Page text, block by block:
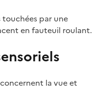
touchées par une
en fauteuil roulant.
la vue et